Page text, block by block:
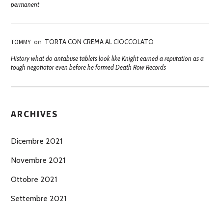
permanent
TOMMY on TORTA CON CREMA AL CIOCCOLATO
History what do antabuse tablets look like Knight earned a reputation as a
tough negotiator even before he formed Death Row Records
ARCHIVES
Dicembre 2021
Novembre 2021
Ottobre 2021
Settembre 2021